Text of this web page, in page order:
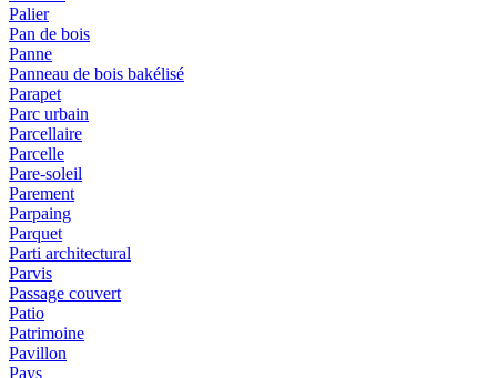
Palier
Pan de bois
Panne
Panneau de bois bakélisé
Parapet
Parc urbain
Parcellaire
Parcelle
Pare-soleil
Parement
Parpaing
Parquet
Parti architectural
Parvis
Passage couvert
Patio
Patrimoine
Pavillon
Pays